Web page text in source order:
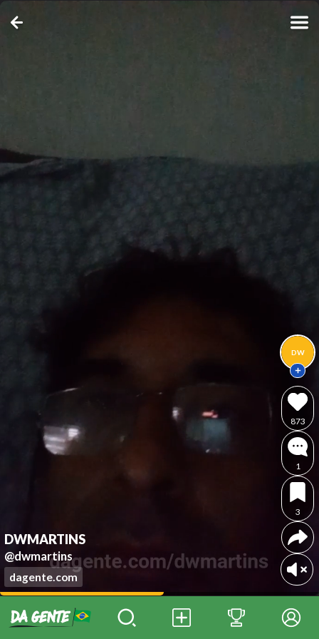
DWMARTINS
@dwmartins
dagente.com
DW
873
1
3